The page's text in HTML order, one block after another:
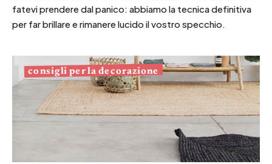
fatevi prendere dal panico: abbiamo la tecnica definitiva
per far brillare e rimanere lucido il vostro specchio.
consigli per la decorazione